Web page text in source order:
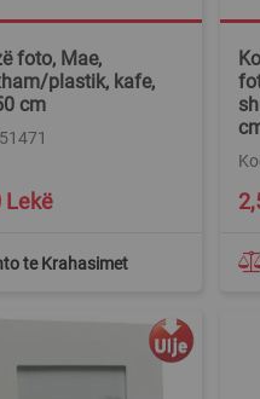
foto, Mae,
plastik, kafe,
cm
te Krahasimet
Lekë